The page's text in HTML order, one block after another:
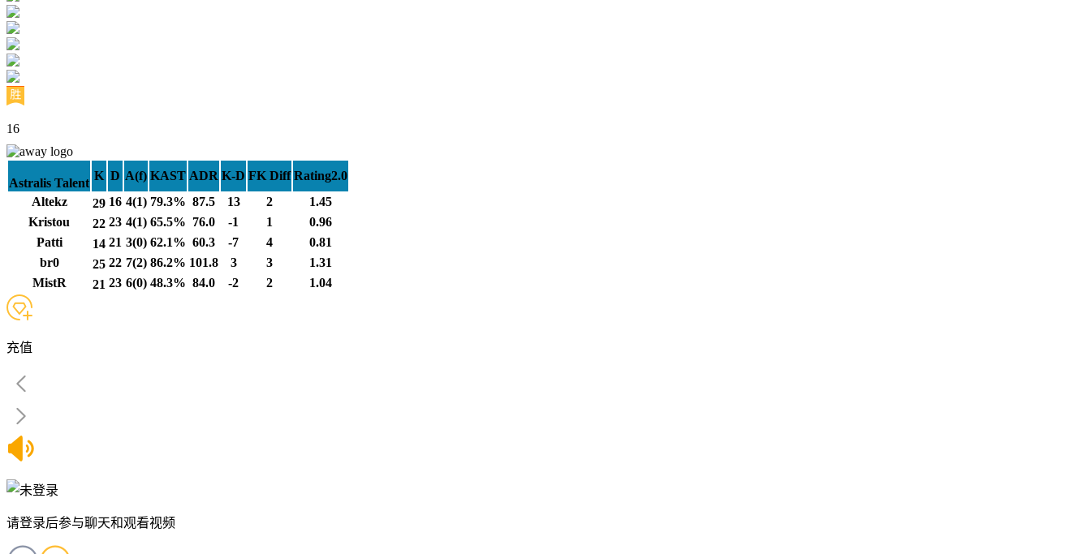
16
Astralis Talent
K D A(f) KAST ADR K-D FK Diff Rating2.0
Altekz
29 16 4(1) 79.3% 87.5 13 2
1.45
Kristou
22 23 4(1) 65.5% 76.0 -1 1
0.96
Patti
14 21 3(0) 62.1% 60.3 -7 4
0.81
br0
25 22 7(2) 86.2% 101.8 3 3
1.31
MistR
21 23 6(0) 48.3% 84.0 -2 2 1.04
充值
请登录后参与聊天和观看视频